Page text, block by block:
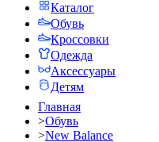
Каталог
Обувь
Кроссовки
Одежда
Аксессуары
Детям
Главная
>Обувь
>New Balance